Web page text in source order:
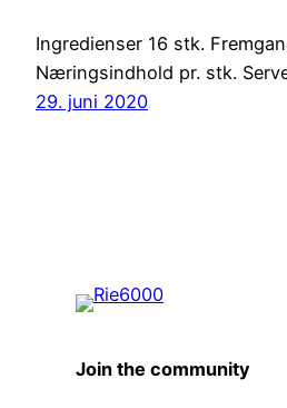
Ingredienser 16 stk.
Næringsindhold pr. stk.
29. juni 2020
Join the community